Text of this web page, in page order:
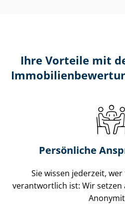
Ihre Vorteile mit
Persönliche
Sie wissen jederzeit,
verantwortlich ist: Wir